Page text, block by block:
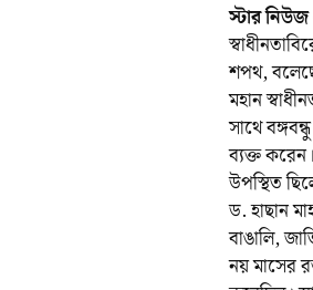
স্টার
শপথ,
মহান
সাথে
ব্যক্ত
উপস্থিত
ড. হাছান
বাঙালি,
নয় মাসের